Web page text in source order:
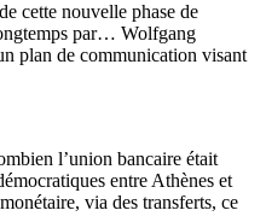
cette nouvelle phase de
par… Wolfgang
plan de communication visant
l’union bancaire était
entre Athènes et
via des transferts, ce